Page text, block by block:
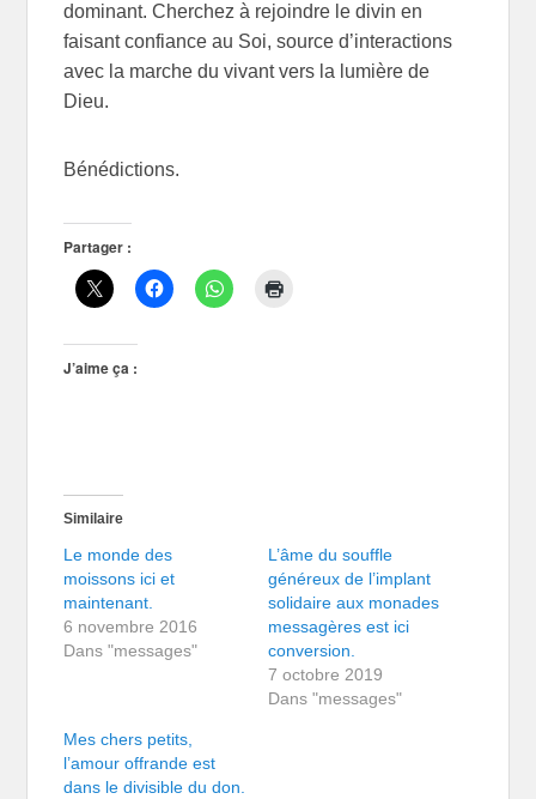
dominant. Cherchez à rejoindre le divin en
faisant confiance au Soi, source d’interactions
avec la marche du vivant vers la lumière de
Dieu.
Bénédictions.
Partager :
J’aime ça :
Similaire
Le monde des
moissons ici et
maintenant.
6 novembre 2016
Dans "messages"
L’âme du souffle
généreux de l’implant
solidaire aux monades
messagères est ici
conversion.
7 octobre 2019
Dans "messages"
Mes chers petits,
l’amour offrande est
dans le divisible du don.